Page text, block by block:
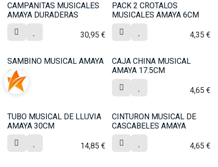
CAMPANITAS MUSICALES
AMAYA DURADERAS
30,95 €
PACK 2 CROTALOS
MUSICALES AMAYA 6CM
4,35 €
SAMBINO MUSICAL AMAYA
CAJA CHINA MUSICAL
AMAYA 17.5CM
4,65 €
TUBO MUSICAL DE LLUVIA
AMAYA 30CM
14,85 €
CINTURON MUSICAL DE
CASCABELES AMAYA
4,65 €